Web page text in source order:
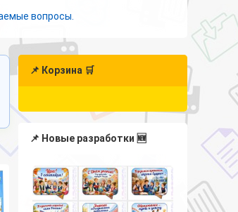
вопросы.
Сортировка:
самые
недавние
📌 Корзина 🛒
📌 Новые разработки 🆕